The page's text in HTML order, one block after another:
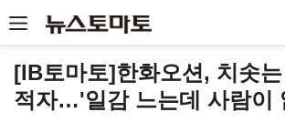
[IB토마토]한화오션, 치솟는
적자…'일감 느는데 사람이